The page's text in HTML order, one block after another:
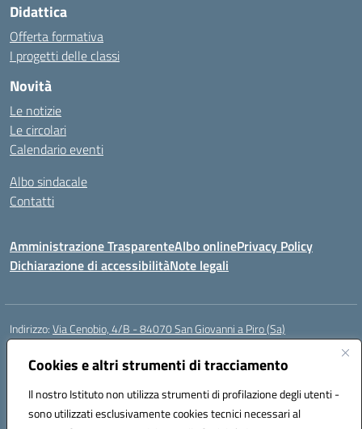
Cookies e altri strumenti di tracciamento
Il nostro Istituto non utilizza strumenti di profilazione degli utenti -
sono utilizzati esclusivamente cookies tecnici necessari al
Didattica
Offerta formativa
I progetti delle classi
Novità
Le notizie
Le circolari
Calendario eventi
Albo sindacale
Contatti
Amministrazione TrasparenteAlbo onlinePrivacy Policy
Dichiarazione di accessibilitàNote legali
Indirizzo:Via Cenobio, 4/B - 84070 San Giovanni a Piro (Sa)
Centralino:
Posta elettronica certificata (PEC):saic815005@pec.istruzione.it
Codice fiscale: 84001740657
Codice meccanografico:SAIC815005